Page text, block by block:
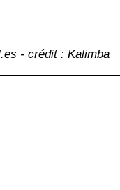
- crédit : Kalimba